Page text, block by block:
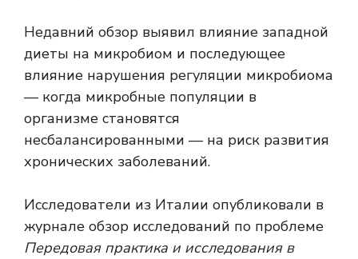
Недавний обзор выявил влияние западной
диеты на микробиом и последующее
влияние нарушения регуляции микробиома
— когда микробные популяции в
организме становятся
несбалансированными — на риск развития
хронических заболеваний.
Исследователи из Италии опубликовали в
журнале обзор исследований по проблеме
Передовая практика и исследования в